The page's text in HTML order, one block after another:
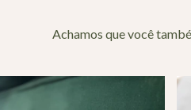
Achamos que você